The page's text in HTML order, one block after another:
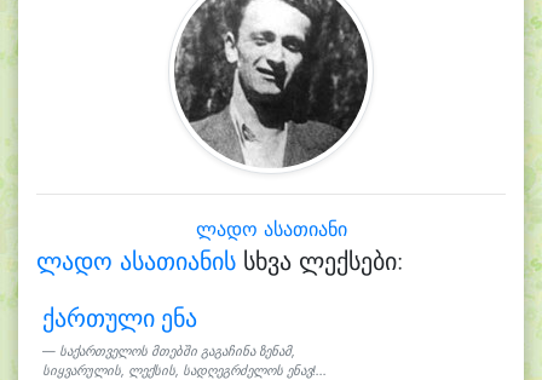
ლადო ასათიანი
ლადო ასათიანის სხვა ლექსები:
ქართული ენა
საქართველოს მთებში გაგაჩინა ზენამ,
სიყვარულის, ლექსის, სადღეგრძელოს ენავ!...